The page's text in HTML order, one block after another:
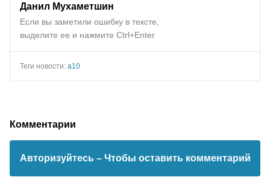
Данил Мухаметшин
Если вы заметили ошибку в тексте,
выделите ее и нажмите Ctrl+Enter
Теги новости: а10
Комментарии
Авторизуйтесь – Чтобы оставить комментарий